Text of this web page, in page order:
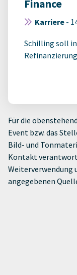
Finance
Karriere -
Schilling soll
Für die
Event bzw. das
Bild- und
Kontakt
Weiterverwendung
angegebenen